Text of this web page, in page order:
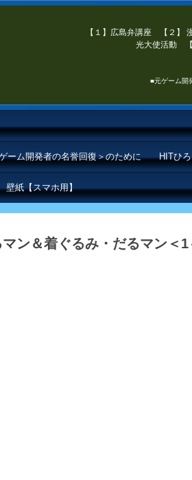
【１】広島弁講座 【２】
光大使活動
■元ゲーム開
ーム開発者の名誉回復＞のために HITひ
壁紙【スマホ用】
ン＆着ぐるみ・だるマン＜1